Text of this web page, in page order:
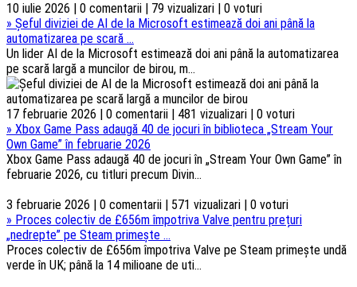
10 iulie 2026 | 0 comentarii | 79 vizualizari | 0 voturi
» Șeful diviziei de AI de la Microsoft estimează doi ani până la
automatizarea pe scară ...
Un lider AI de la Microsoft estimează doi ani până la automatizarea
pe scară largă a muncilor de birou, m...
17 februarie 2026 | 0 comentarii | 481 vizualizari | 0 voturi
» Xbox Game Pass adaugă 40 de jocuri în biblioteca „Stream Your
Own Game” în februarie 2026
Xbox Game Pass adaugă 40 de jocuri în „Stream Your Own Game” în
februarie 2026, cu titluri precum Divin...
3 februarie 2026 | 0 comentarii | 571 vizualizari | 0 voturi
» Proces colectiv de £656m împotriva Valve pentru prețuri
„nedrepte” pe Steam primește ...
Proces colectiv de £656m împotriva Valve pe Steam primește undă
verde în UK; până la 14 milioane de uti...